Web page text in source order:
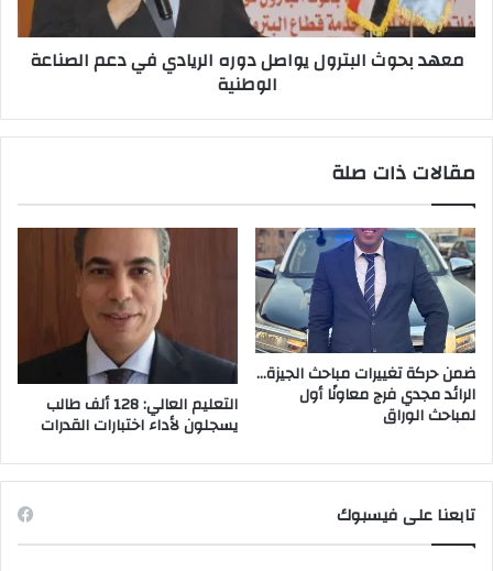
دعم
الصناعة
الوطنية
معهد بحوث البترول يواصل دوره الريادي في دعم الصناعة
الوطنية
مقالات ذات صلة
ضمن حركة تغييرات مباحث الجيزة…
الرائد مجدي فرج معاونًا أول
لمباحث الوراق التعليم العالي: 128 ألف طالب
يسجلون لأداء اختبارات القدرات
تابعنا على فيسبوك